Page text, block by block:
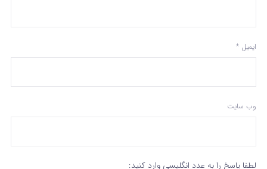
ایمیل *
وب‌ سایت
لطفا پاسخ را به عدد انگلیسی وارد کنید: